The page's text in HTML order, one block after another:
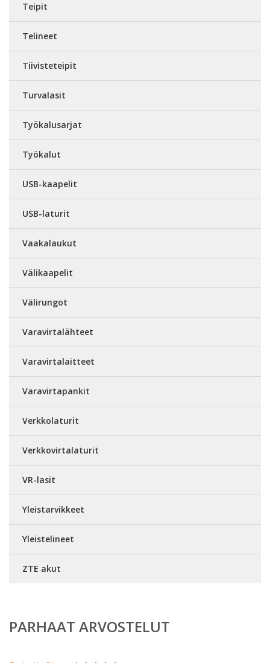
Teipit
Telineet
Tiivisteteipit
Turvalasit
Työkalusarjat
Työkalut
USB-kaapelit
USB-laturit
Vaakalaukut
Välikaapelit
Välirungot
Varavirtalähteet
Varavirtalaitteet
Varavirtapankit
Verkkolaturit
Verkkovirtalaturit
VR-lasit
Yleistarvikkeet
Yleistelineet
ZTE akut
PARHAAT ARVOSTELUT